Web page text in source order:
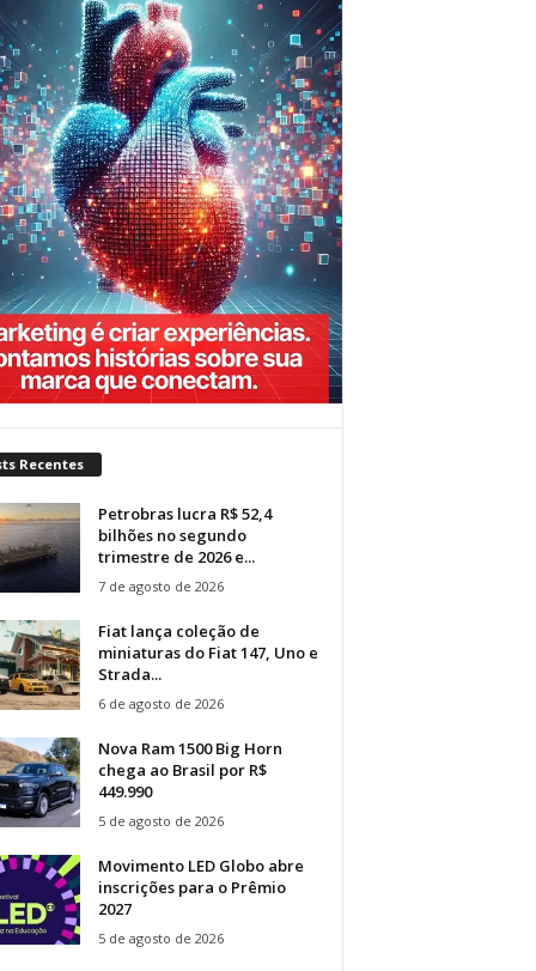
Recentes
Petrobras lucra R$ 52,4
bilhões no segundo
trimestre de 2026 e...
7 de agosto de 2026
Fiat lança coleção de
miniaturas do Fiat 147, Uno e
Strada...
6 de agosto de 2026
Nova Ram 1500 Big Horn
chega ao Brasil por R$
449.990
5 de agosto de 2026
Movimento LED Globo abre
inscrições para o Prêmio
2027
5 de agosto de 2026